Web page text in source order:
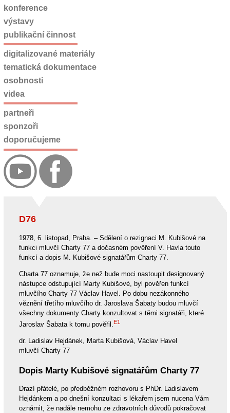
D76
1978, 6. listopad, Praha. – Sdělení o rezignaci M. Kubišové na
funkci mluvčí Charty 77 a dočasném pověření V. Havla touto
funkcí a dopis M. Kubišové signatářům Charty 77.
Charta 77 oznamuje, že než bude moci nastoupit designovaný
nástupce odstupující Marty Kubišové, byl pověřen funkcí
mluvčího Charty 77 Václav Havel. Po dobu nezákonného
věznění třetího mluvčího dr. Jaroslava Šabaty budou mluvčí
všechny dokumenty Charty konzultovat s těmi signatáři, které
Jaroslav Šabata k tomu pověřil.E1
dr. Ladislav Hejdánek, Marta Kubišová, Václav Havel
mluvčí Charty 77
Dopis Marty Kubišové signatářům Charty 77
Drazí přátelé, po předběžném rozhovoru s PhDr. Ladislavem
Hejdánkem a po dnešní konzultaci s lékařem jsem nucena Vám
oznámit, že nadále nemohu ze zdravotních důvodů pokračovat
konference
výstavy
publikační činnost
digitalizované materiály
tematická dokumentace
osobnosti
videa
partneři
sponzoři
doporučujeme